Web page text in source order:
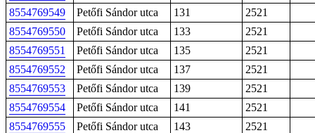
8554769549
Petőfi Sándor utca 131
2521
8554769550
Petőfi Sándor utca 133
2521
8554769551
Petőfi Sándor utca 135
2521
8554769552
Petőfi Sándor utca 137
2521
8554769553
Petőfi Sándor utca 139
2521
8554769554
Petőfi Sándor utca 141
2521
8554769555
Petőfi Sándor utca 143
2521